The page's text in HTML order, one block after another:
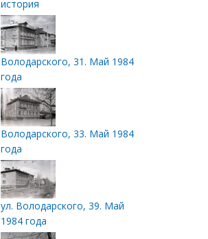
история
Володарского, 31. Май 1984
года
Володарского, 33. Май 1984
года
ул. Володарского, 39. Май
1984 года